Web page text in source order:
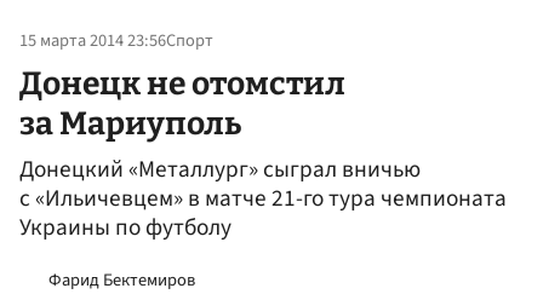
15 марта 2014 23:56Спорт
Донецк не отомстил
за Мариуполь
Донецкий «Металлург» сыграл вничью
с «Ильичевцем» в матче 21-го тура чемпионата
Украины по футболу
Фарид Бектемиров